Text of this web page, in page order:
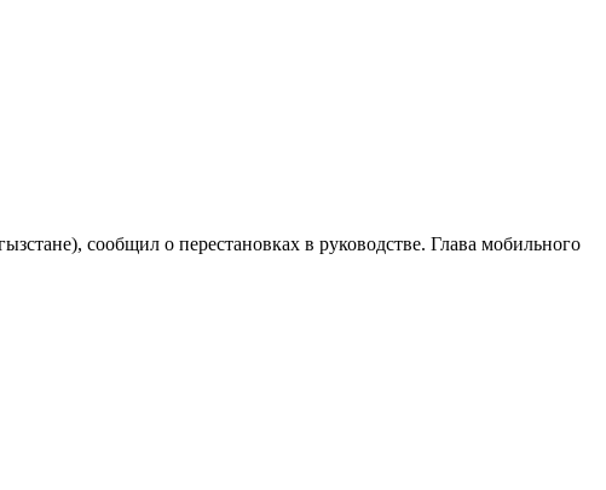
сообщил о перестановках в руководстве. Глава мобильного